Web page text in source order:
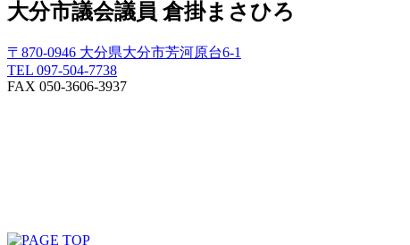
大分市議会議員 倉掛まさひろ
〒870-0946 大分県大分市芳河原台6-1
TEL 097-504-7738
FAX 050-3606-3937